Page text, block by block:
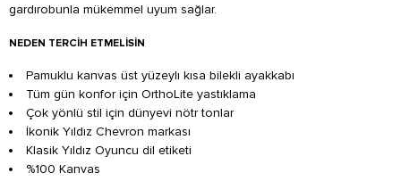
gardırobunla mükemmel uyum sağlar.
NEDEN TERCIH ETMELISIN
Pamuklu kanvas üst yüzeylı kısa bilekli ayakkabı
Tüm gün konfor için OrthoLite yastıklama
Çok yönlü stil için dünyevi nötr tonlar
İkonik Yıldız Chevron markası
Klasik Yıldız Oyuncu dil etiketi
%100 Kanvas